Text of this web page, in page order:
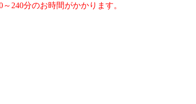
240分のお時間がかかります。